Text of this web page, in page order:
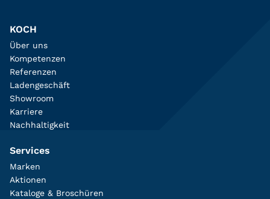
KOCH
Über uns
Kompetenzen
Referenzen
Ladengeschäft
Showroom
Karriere
Nachhaltigkeit
Services
Marken
Aktionen
Kataloge & Broschüren